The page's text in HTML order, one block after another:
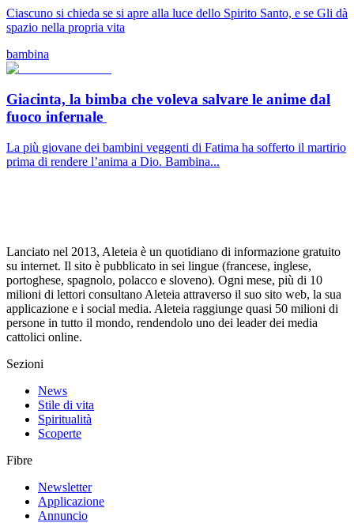
Ciascuno si chieda se si apre alla luce dello Spirito Santo, e se Gli dà
spazio nella propria vita
bambina
Giacinta, la bimba che voleva salvare le anime dal
fuoco infernale
La più giovane dei bambini veggenti di Fatima ha sofferto il martirio
prima di rendere l’anima a Dio. Bambina...
Lanciato nel 2013, Aleteia è un quotidiano di informazione gratuito
su internet. Il sito è pubblicato in sei lingue (francese, inglese,
portoghese, spagnolo, polacco e sloveno). Ogni mese, più di 10
milioni di lettori consultano Aleteia attraverso il suo sito web, la sua
applicazione e i social media. Aleteia raggiunge quasi 50 milioni di
persone in tutto il mondo, rendendolo uno dei leader dei media
cattolici online.
Sezioni
News
Stile di vita
Spiritualità
Scoperte
Fibre
Newsletter
Applicazione
Annuncio